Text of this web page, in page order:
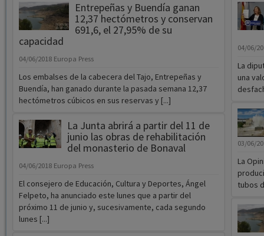
Entrepeñas y Buendía ganan
12,37 hectómetros y conservan
691,6, el 27,95% de su
capacidad
04/06/2018 Europa Press
Los embalses de la cabecera del Tajo, Entrepeñas y
Buendía, han ganado durante la pasada semana 12,37
hectómetros cúbicos en sus reservas y [...]
La Junta abrirá a partir del 11 de
junio las obras de rehabilitación
del monasterio de Bonaval
04/06/2018 Europa Press
El consejero de Educación, Cultura y Deportes, Ángel
Felpeto, ha anunciado este lunes que a partir del
próximo 11 de junio y, sucesivamente, cada segundo
lunes [...]
04/06/
La
una
03/06/
La
tubos